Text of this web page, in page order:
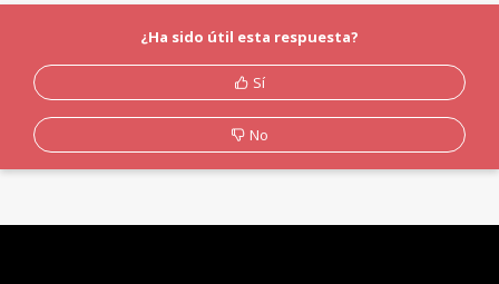
¿Ha sido útil esta respuesta?
Sí
No